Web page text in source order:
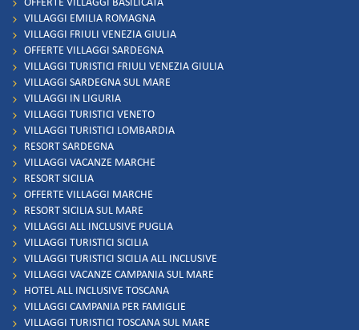
OFFERTE VILLAGGI BASILICATA
VILLAGGI EMILIA ROMAGNA
VILLAGGI FRIULI VENEZIA GIULIA
OFFERTE VILLAGGI SARDEGNA
VILLAGGI TURISTICI FRIULI VENEZIA GIULIA
VILLAGGI SARDEGNA SUL MARE
VILLAGGI IN LIGURIA
VILLAGGI TURISTICI VENETO
VILLAGGI TURISTICI LOMBARDIA
RESORT SARDEGNA
VILLAGGI VACANZE MARCHE
RESORT SICILIA
OFFERTE VILLAGGI MARCHE
RESORT SICILIA SUL MARE
VILLAGGI ALL INCLUSIVE PUGLIA
VILLAGGI TURISTICI SICILIA
VILLAGGI TURISTICI SICILIA ALL INCLUSIVE
VILLAGGI VACANZE CAMPANIA SUL MARE
HOTEL ALL INCLUSIVE TOSCANA
VILLAGGI CAMPANIA PER FAMIGLIE
VILLAGGI TURISTICI TOSCANA SUL MARE